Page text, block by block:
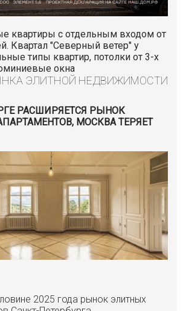
квартиры с отдельным входом от
Квартал "Северный ветер" у
типы квартир, потолки от 3-х
окна
ЭЛИТНОЙ НЕДВИЖИМОСТИ
РАСШИРЯЕТСЯ РЫНОК
МОСКВА ТЕРЯЕТ
2025 года рынок элитных